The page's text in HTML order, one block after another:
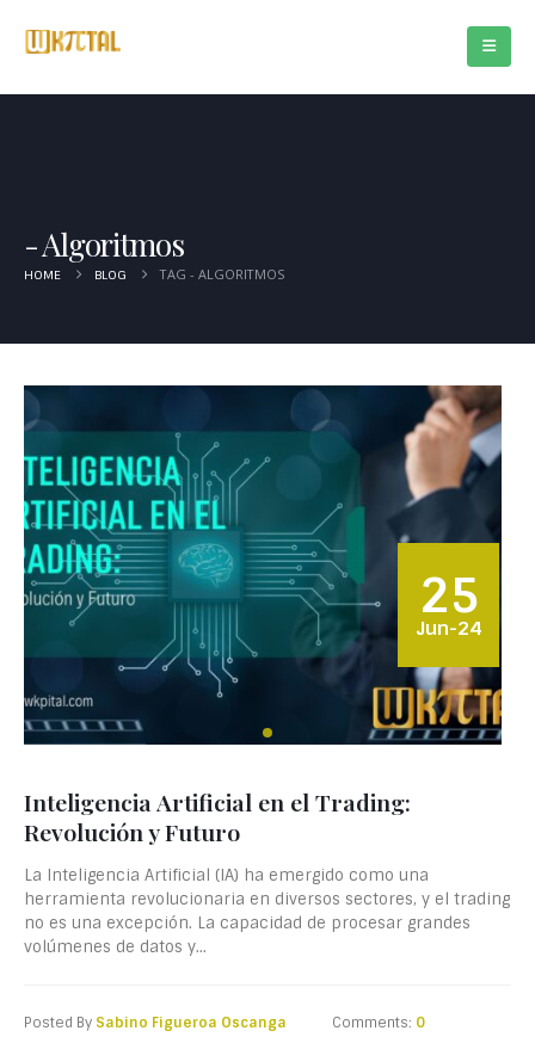
Algoritmos
HOME BLOG TAG - ALGORITMOS
25
Jun-24
Inteligencia Artificial en el Trading:
Revolución y Futuro
La Inteligencia Artificial (IA) ha emergido como una
herramienta revolucionaria en diversos sectores, y el trading
no es una excepción. La capacidad de procesar grandes
volúmenes de datos y...
Posted By Sabino Figueroa Oscanga Comments: 0